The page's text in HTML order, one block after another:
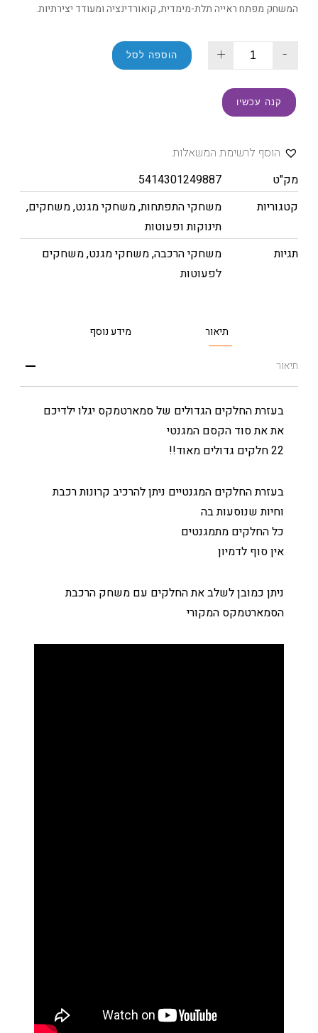
המשחק מפתח ראייה תלת-מימדית, קואורדינציה ומעודד יצירתיות.
-
+ הוספה לסל
קנה עכשיו
הוסף לרשימת המשאלות
מק"ט
5414301249887
קטגוריות
משחקי התפתחות,משחקי מגנט,משחקים,
תינוקות ופעוטות
תגיות
משחקי הרכבה,משחקי מגנט,משחקים
לפעוטות
תיאור מידע נוסף
תיאור
בעזרת החלקים הגדולים של סמארטמקס יגלו ילדיכם
את את סוד הקסם המגנטי
22 חלקים גדולים מאוד!!
בעזרת החלקים המגנטיים ניתן להרכיב קרונות רכבת
וחיות שנוסעות בה
כל החלקים מתמגנטים
אין סוף לדמיון
ניתן כמובן לשלב את החלקים עם משחק הרכבת
הסמארטמקס המקורי